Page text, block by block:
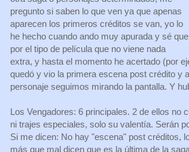
pregunto si saben lo que ven ya que apenas
aparecen los primeros créditos se van, yo lo
he hecho cuando ando muy apurada y sé que
por el tipo de película que no viene nada
extra, y hasta el momento he acertado (por
quedó y vio la primera escena post crédito y
personaje seguimos mirando la pantalla. Y
Los Vengadores: 6 principales. 2 de ellos no
ni trajes especiales, solo su valentía. Serán
Si me dicen: No hay "escena" post créditos,
más que mal dicen que es la última de la